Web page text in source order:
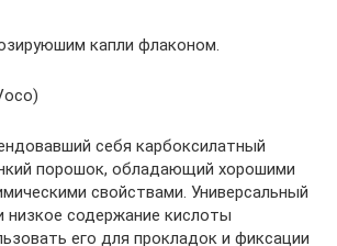
капли флаконом.
себя карбоксилатный
порошок, обладающий хорошими
свойствами. Универсальный
низкое содержание кислоты
его для прокладок и фиксации